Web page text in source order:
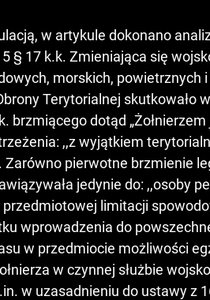
w artykule dokonano
§ 17 k.k. Zmieniająca się
morskich, powietrznych
Terytorialnej skutkowało
brzmiącego dotąd
,,z wyjątkiem
Zarówno pierwotne brzmienie
jedynie do: ,,osoby
limitacji
wprowadzenia do
w przedmiocie możliwości
w czynnej służbie
w uzasadnieniu do ustawy z